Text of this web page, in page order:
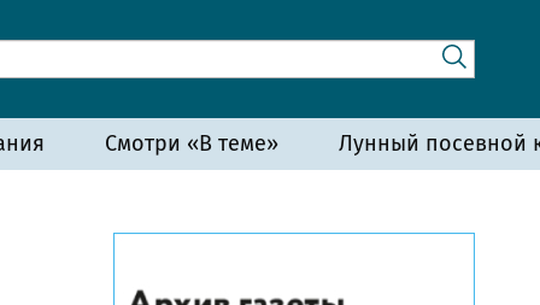
Смотри «В теме» Лунный посевной